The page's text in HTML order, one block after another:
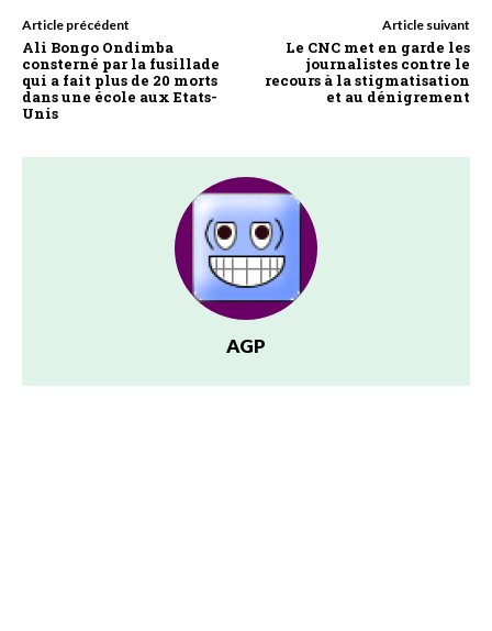
Article précédent
Ali Bongo Ondimba
consterné par la fusillade
qui a fait plus de 20 morts
dans une école aux Etats-
Unis
Article suivant
Le CNC met en garde les
journalistes contre le
recours à la stigmatisation
et au dénigrement
AGP